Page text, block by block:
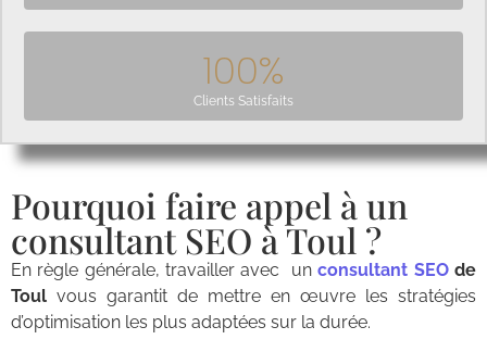
Clients Satisfaits
100%
Pourquoi faire appel à un
consultant SEO à Toul ?
En règle générale, travailler avec unconsultant SEOde
Toul vous garantit de mettre en œuvre les stratégies
d’optimisation les plus adaptées sur la durée.